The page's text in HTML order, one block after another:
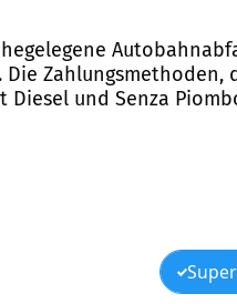
Zahlungsmethoden,
und Senza